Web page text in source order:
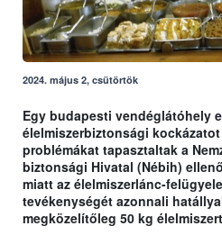
2024. május 2, csütörtök
Egy budapesti vendéglátóhely
élelmiszerbiztonsági
problémákat tapasztaltak a
biztonsági Hivatal (Nébih)
miatt az élelmiszerlánc-
tevékenységét azonnali
megközelítőleg 50 kg